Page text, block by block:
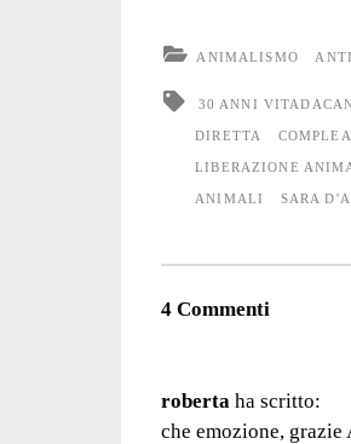
ANIMALISMO
30 ANNI
DIRETTA
LIBERAZIONE
ANIMALI SARA
4 Commenti
roberta ha scritto:
che emozione,